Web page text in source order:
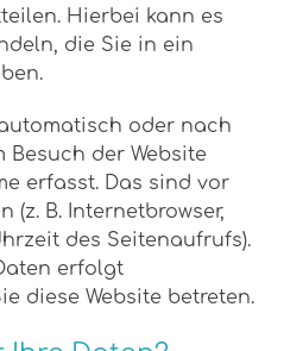
Hierbei kann es
die Sie in ein
oder nach
Besuch der Website
erfasst. Das sind vor
(z. B. Internetbrowser,
des Seitenaufrufs).
erfolgt
diese Website betreten.